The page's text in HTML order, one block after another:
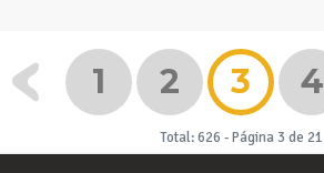
1 2 3 4
Total: 626 -Página 3 de 21